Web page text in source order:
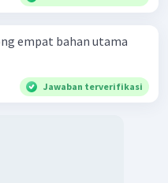
empat bahan utama
Jawaban terverifikasi